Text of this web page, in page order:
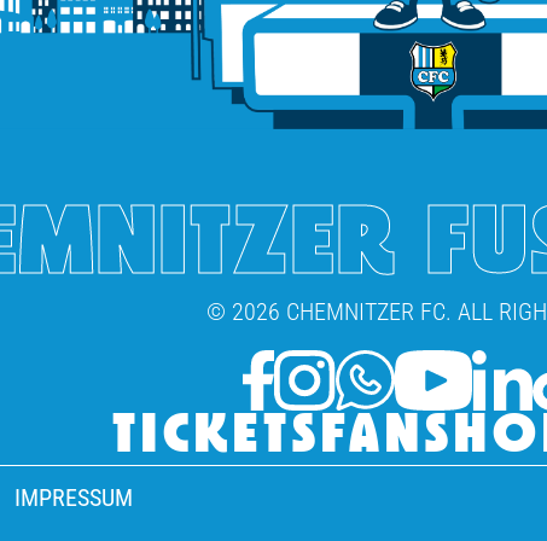
© 2026 CHEMNITZER FC. ALL
TICKETS
IMPRESSUM